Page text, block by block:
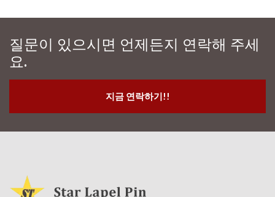
질문이 있으시면 언제든지 연락해 주세
요.
지금 연락하기!!